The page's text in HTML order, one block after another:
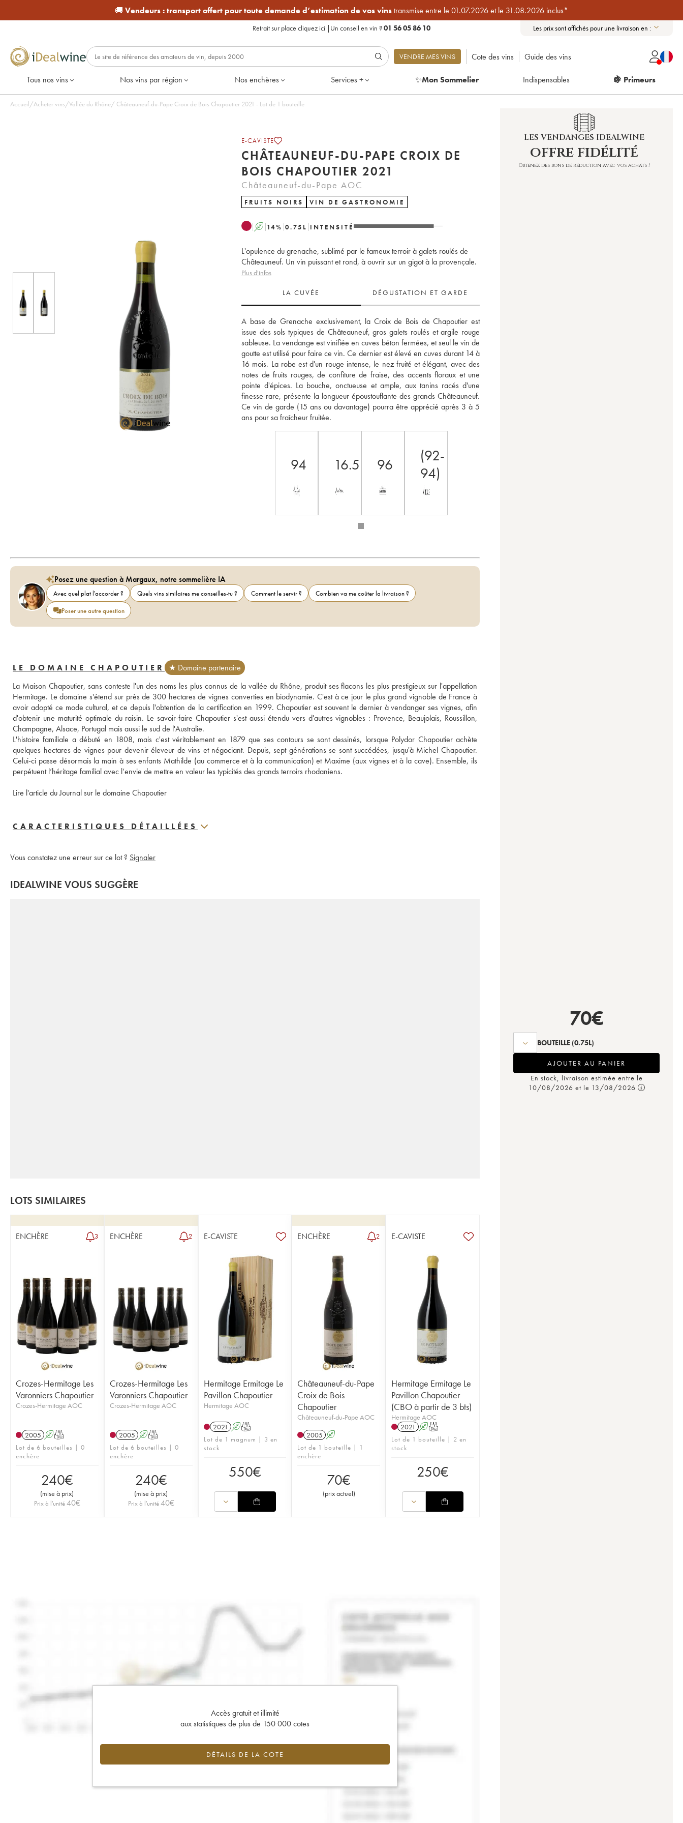
🚚 Vendeurs :transport offert pour toute demande d’estimation de vos vinstransmise entre le 01.07.2026 et le 31.08.2026 inclus*
Retrait sur place cliquez ici | Un conseil en vin ?01 56 05 86 10 Les prix sont affichés pour une livraison en :
VENDRE MES VINS Cote des vins Guide des vins
Tous nos vins Nos vins par région Nos enchères Services + ✨Mon Sommelier Indispensables 🍇 Primeurs
Accueil/Acheter vins/Vallée du Rhône/ Châteauneuf-du-Pape Croix de Bois Chapoutier 2021 - Lot de 1 bouteille
E-CAVISTE
CHÂTEAUNEUF-DU-PAPE CROIX DE
BOIS CHAPOUTIER 2021
Châteauneuf-du-Pape AOC
FRUITS NOIRS VIN DE GASTRONOMIE
A 14% 0.75 L INTENSITÉ
L'opulence du grenache, sublimé par le fameux terroir à galets roulés de
Châteauneuf. Un vin puissant et rond, à ouvrir sur un gigot à la provençale.
Plus d'infos
LA CUVÉE DÉGUSTATION ET GARDE
A base de Grenache exclusivement, la Croix de Bois de Chapoutier est
issue des sols typiques de Châteauneuf, gros galets roulés et argile rouge
sableuse. La vendange est vinifiée en cuves béton fermées, et seul le vin de
goutte est utilisé pour faire ce vin. Ce dernier est élevé en cuves durant 14 à
16 mois. La robe est d'un rouge intense, le nez fruité et élégant, avec des
notes de fruits rouges, de confiture de fraise, des accents floraux et une
pointe d'épices. La bouche, onctueuse et ample, aux tanins racés d'une
finesse rare, présente la longueur époustouflante des grands Châteauneuf.
Ce vin de garde (15 ans ou davantage) pourra être apprécié après 3 à 5
ans pour sa fraîcheur fruitée.
94 16.5 96
(92-
94)
Posez une question à Margaux, notre sommelière IA
Avec quel plat l'accorder ? Quels vins similaires me conseilles-tu ? Comment le servir ?
Combien va me coûter la livraison ?
Poser une autre question
LE DOMAINE CHAPOUTIER
★ Domaine partenaire
La Maison Chapoutier, sans conteste l'un des noms les plus connus de la vallée du Rhône, produit ses flacons les plus prestigieux sur l'appellation
Hermitage. Le domaine s'étend sur près de 300 hectares de vignes converties en biodynamie. C'est à ce jour le plus grand vignoble de France à
avoir adopté ce mode cultural, et ce depuis l'obtention de la certification en 1999. Chapoutier est souvent le dernier à vendanger ses vignes, afin
d'obtenir une maturité optimale du raisin. Le savoir-faire Chapoutier s'est aussi étendu vers d'autres vignobles : Provence, Beaujolais, Roussillon,
Champagne, Alsace, Portugal mais aussi le sud de l'Australie.
L'histoire familiale a débuté en 1808, mais c'est véritablement en 1879 que ses contours se sont dessinés, lorsque Polydor Chapoutier achète
quelques hectares de vignes pour devenir éleveur de vins et négociant. Depuis, sept générations se sont succédées, jusqu'à Michel Chapoutier.
Celui-ci passe désormais la main à ses enfants Mathilde (au commerce et à la communication) et Maxime (aux vignes et à la cave). Ensemble, ils
perpétuent l’héritage familial avec l’envie de mettre en valeur les typicités des grands terroirs rhodaniens.
Lire l'article du Journal sur le domaine Chapoutier
CARACTERISTIQUES DÉTAILLÉES
Vous constatez une erreur sur ce lot ? Signaler
IDEALWINE VOUS SUGGÈRE
LOTS SIMILAIRES
ENCHÈRE 3
Crozes-Hermitage Les
Varonniers Chapoutier
Crozes-Hermitage AOC
2005 AT
Lot de 6 bouteilles | 0
enchère
240€
(mise à prix)
Prix à l'unité40€
ENCHÈRE 2
Crozes-Hermitage Les
Varonniers Chapoutier
Crozes-Hermitage AOC
2005 AT
Lot de 6 bouteilles | 0
enchère
240€
(mise à prix)
Prix à l'unité40€
E-CAVISTE
Hermitage Ermitage Le
Pavillon Chapoutier
Hermitage AOC
2021 AT
Lot de 1 magnum | 3 en
stock
550€
ENCHÈRE 2
Châteauneuf-du-Pape
Croix de Bois
Chapoutier
Châteauneuf-du-Pape AOC
2005 A
Lot de 1 bouteille | 1
enchère
70€
(prix actuel)
E-CAVISTE
Hermitage Ermitage Le
Pavillon Chapoutier
(CBO à partir de 3 bts)
Hermitage AOC
2021
AT
Lot de 1 bouteille | 2 en
stock
250€
Accès gratuit et illimité
aux statistiques de plus de 150 000 cotes
DÉTAILS DE LA COTE
LES VENDANGES IDEALWINE
offre fidélité
Obtenez des bons de réduction avec vos achats !
70€
BOUTEILLE (0.75L)
AJOUTER AU PANIER
En stock, livraison estimée entre le
10/08/2026 et le 13/08/2026